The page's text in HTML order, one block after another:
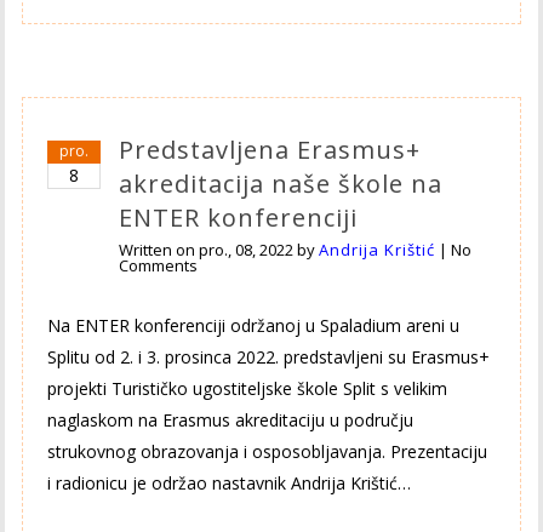
pro.
8
Predstavljena Erasmus+
akreditacija naše škole na
ENTER konferenciji
Written onpro., 08, 2022byAndrija Krištić |No
Comments
Na ENTER konferenciji održanoj u Spaladium areni u
Splitu od 2. i 3. prosinca 2022. predstavljeni su Erasmus+
projekti Turističko ugostiteljske škole Split s velikim
naglaskom na Erasmus akreditaciju u području
strukovnog obrazovanja i osposobljavanja. Prezentaciju
i radionicu je održao nastavnik Andrija Krištić…